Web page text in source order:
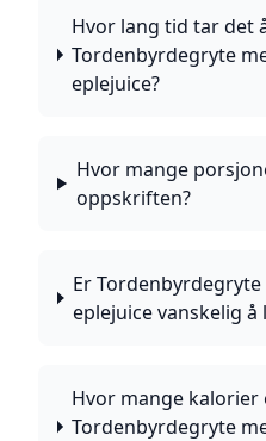
Hvor lang tid tar det
Tordenbyrdegryte
eplejuice?
Hvor mange
oppskriften?
Er
eplejuice vanskelig å
Hvor mange kalorier
Tordenbyrdegryte